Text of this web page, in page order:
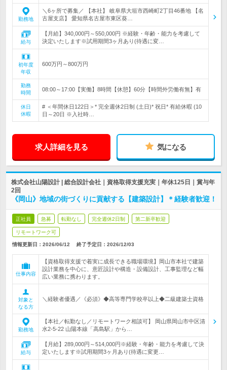
勤務地
＼6ヶ所で募集／ 【本社】 岐阜県大垣市西崎町2丁目46番地 【名
古屋支店】 愛知県名古屋市東区葵…
給与
【月給】340,000円～550,000円 ※経験・年齢・能力を考慮して
決定いたします※試用期間3ヶ月あり(待遇に変…
初年度
年収
600万円～800万円
勤務
時間
08:00～17:00【実働】8時間【休憩】60分【時間外労働有無】有
休日
休暇
# ＜年間休日122日＞* 完全週休2日制 (土日)* 祝日* 有給休暇 (10
日～20日 ※入社時…
求人詳細を見る 気になる
株式会社山陽設計 | 総合設計会社｜資格取得支援充実｜年休125日｜賞与年
2回
《岡山》地域の街づくりに貢献する【建築設計】＊経験者歓迎！
正社員 急募 転勤なし 完全週休2日制 第二新卒歓迎
リモートワーク可
情報更新日：2026/06/12 終了予定日： 2026/12/03
仕事内容
【資格取得支援で着実に成長できる職場環境】岡山市本社で建築
設計業務を中心に、意匠設計や構造・設備設計、工事監理など幅
広い業務に携わります。
対象と
なる方
＼経験者優遇／《必須》◆高等専門学校卒以上◆二級建築士資格
勤務地
【本社／転勤なし／リモートワーク相談可】 岡山県岡山市中区清
水2-5-22 山陽本線「高島駅」から…
給与
【月給】289,000円～514,000円※経験・年齢・能力を考慮して決
定いたします※試用期間3ヶ月あり(待遇に変更…